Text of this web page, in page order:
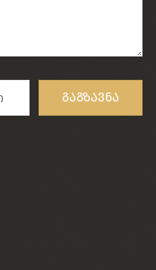
გაგზავნა